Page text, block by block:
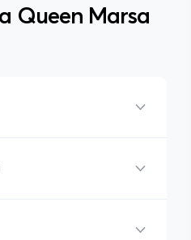
Queen Marsa